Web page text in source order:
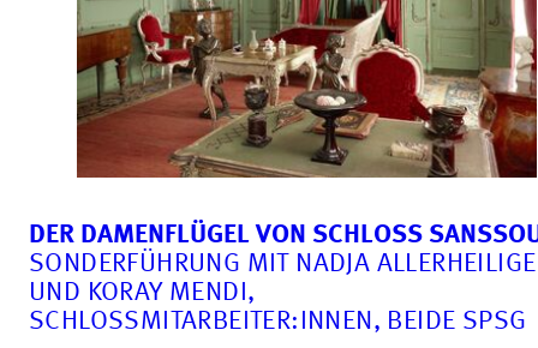
DER DAMENFLÜGEL VON SCHLOSS
SONDERFÜHRUNG MIT NADJA
UND KORAY MENDI,
SCHLOSSMITARBEITER:INNEN, BEIDE SPSG